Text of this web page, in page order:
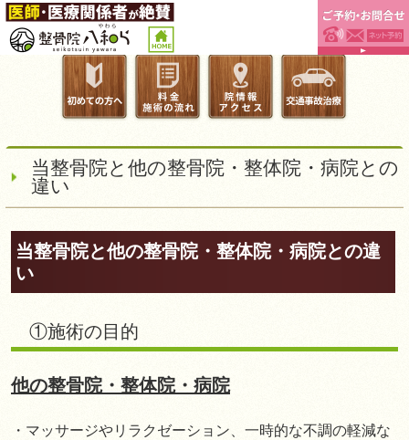
当整骨院と他の整骨院・整体院・病院との
違い
当整骨院と他の整骨院・整体院・病院との違
い
①施術の目的
他の整骨院・整体院・病院
・マッサージやリラクゼーション、一時的な不調の軽減な